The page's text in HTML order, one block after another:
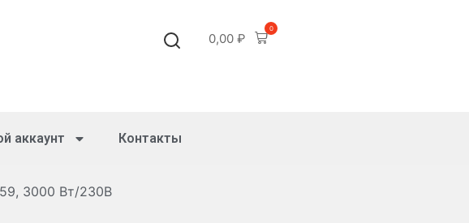
0,00 ₽
0
аккаунт Контакты
3000 Вт/230В